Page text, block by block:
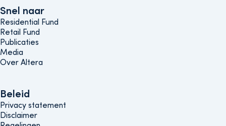
Snel naar
Snel naar
Residential Fund
Retail Fund
Publicaties
Media
Over Altera
Beleids menu
Beleid
Privacy statement
Disclaimer